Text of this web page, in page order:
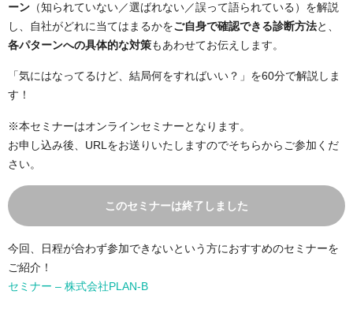
ーン （知られていない／選ばれない／誤って語られている）を解説
し、自社がどれに当てはまるかをご自身で確認できる診断方法と、
各パターンへの具体的な対策もあわせてお伝えします。
「気にはなってるけど、結局何をすればいい？」を60分で解説しま
す！
※本セミナーはオンラインセミナーとなります。
お申し込み後、URLをお送りいたしますのでそちらからご参加くだ
さい。
このセミナーは終了しました
今回、日程が合わず参加できないという方におすすめのセミナーを
ご紹介！
セミナー – 株式会社PLAN-B